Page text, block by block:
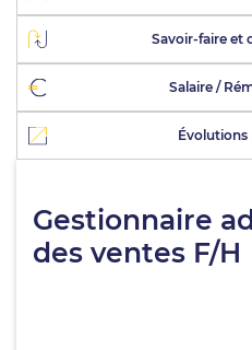
Savoir-faire et
Salaire /
Évolutions
Gestionnaire
des ventes F/H